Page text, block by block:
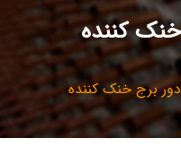
کننده
برج خنک کننده